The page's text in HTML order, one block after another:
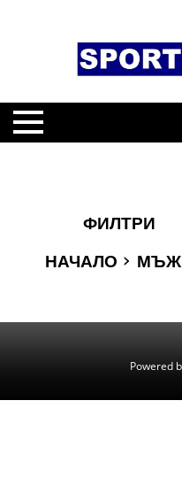
ФИЛТРИ
НАЧАЛО ›
Powered